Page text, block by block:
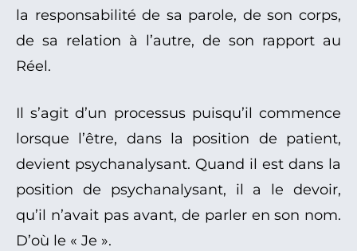
la responsabilité de sa parole, de son corps,
de sa relation à l’autre, de son rapport au
Réel.
Il s’agit d’un processus puisqu’il commence
lorsque l’être, dans la position de patient,
devient psychanalysant. Quand il est dans la
position de psychanalysant, il a le devoir,
qu’il n’avait pas avant, de parler en son nom.
D’où le « Je ».